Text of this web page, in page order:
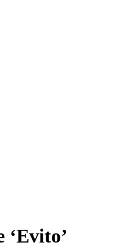
‘Evito’